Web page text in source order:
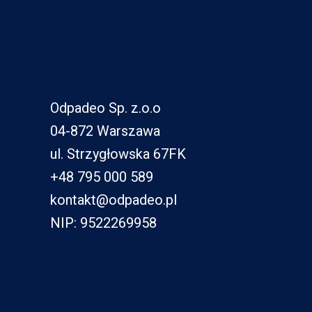
Odpadeo Sp. z.o.o
04-872 Warszawa
ul. Strzygłowska 67FK
+48 795 000 589
kontakt@odpadeo.pl
NIP: 9522269958